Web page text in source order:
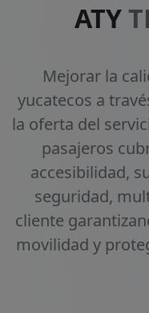
ATY
Mejorar la
yucatecos a
la oferta del
pasajeros
accesibilidad,
seguridad,
cliente
movilidad y